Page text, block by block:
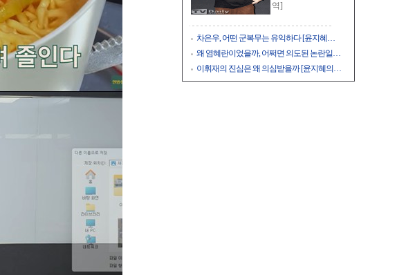
역]
차은우, 어떤 군복무는 유익하다 [윤지혜…
왜 염혜란이었을까, 어쩌면 의도된 논란일…
이휘재의 진심은 왜 의심받을까 [윤지혜의…